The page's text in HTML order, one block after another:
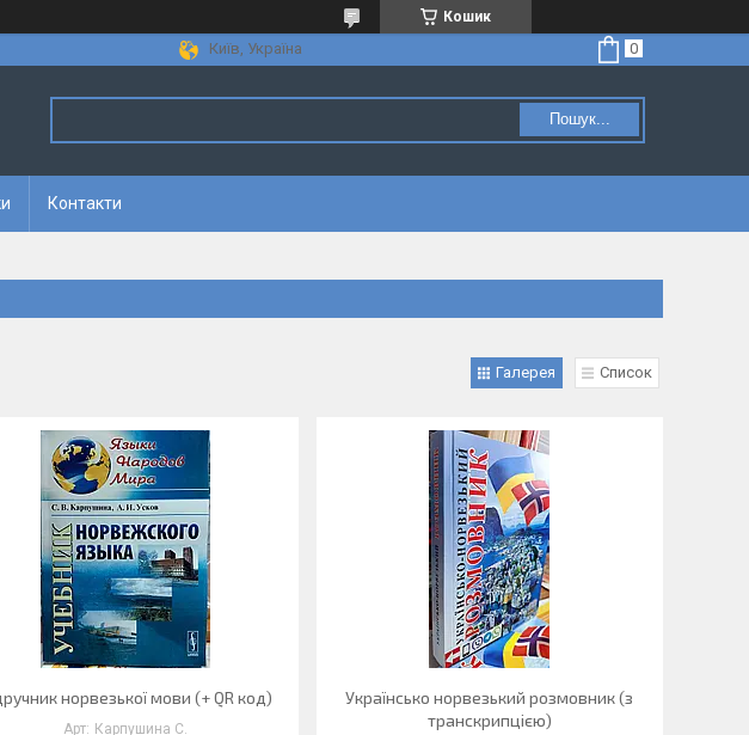
Кошик
Київ, Україна
Пошук...
Контакти
Галерея Список
норвезької мови (+ QR код)
Карпушина С.
Українсько норвезький розмовник (з
транскрипцією)